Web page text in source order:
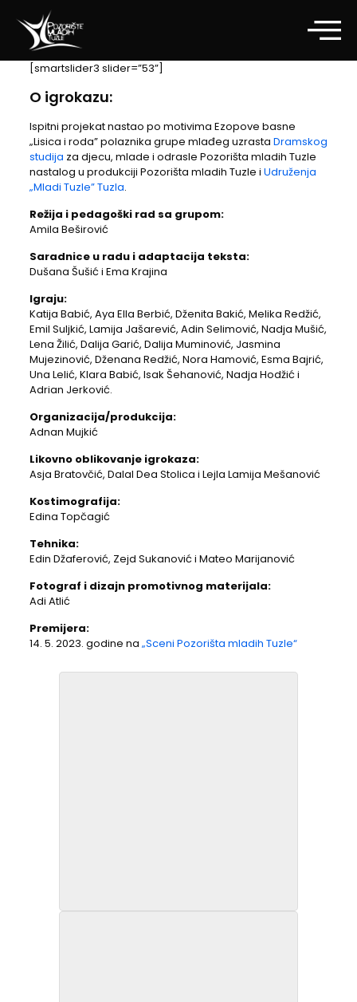
[smartslider3 slider=”53”]
O igrokazu:
Ispitni projekat nastao po motivima Ezopove basne
„Lisica i roda” polaznika grupe mlađeg uzrasta Dramskog
studija za djecu, mlade i odrasle Pozorišta mladih Tuzle
nastalog u produkciji Pozorišta mladih Tuzle i Udruženja
„Mladi Tuzle” Tuzla.
Režija i pedagoški rad sa grupom:
Amila Beširović
Saradnice u radu i adaptacija teksta:
Dušana Šušić i Ema Krajina
Igraju:
Katija Babić, Aya Ella Berbić, Dženita Bakić, Melika Redžić,
Emil Suljkić, Lamija Jašarević, Adin Selimović, Nadja Mušić,
Lena Žilić, Dalija Garić, Dalija Muminović, Jasmina
Mujezinović, Dženana Redžić, Nora Hamović, Esma Bajrić,
Una Lelić, Klara Babić, Isak Šehanović, Nadja Hodžić i
Adrian Jerković.
Organizacija/produkcija:
Adnan Mujkić
Likovno oblikovanje igrokaza:
Asja Bratovčić, Dalal Dea Stolica i Lejla Lamija Mešanović
Kostimografija:
Edina Topčagić
Tehnika:
Edin Džaferović, Zejd Sukanović i Mateo Marijanović
Fotograf i dizajn promotivnog materijala:
Adi Atlić
Premijera:
14. 5. 2023. godine na „Sceni Pozorišta mladih Tuzle“